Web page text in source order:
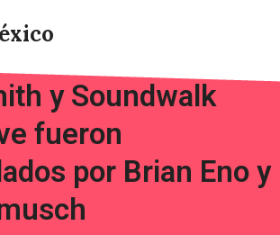
y Soundwalk
fueron
por Brian Eno y